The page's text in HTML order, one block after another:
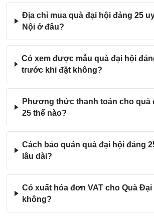
Địa chỉ mua quà đại hội đảng 25
Nội ở đâu?
Có xem được mẫu quà đại hội
trước khi đặt không?
Phương thức thanh toán cho quà
25 thế nào?
Cách bảo quản quà đại hội đảng
lâu dài?
Có xuất hóa đơn VAT cho Quà
không?